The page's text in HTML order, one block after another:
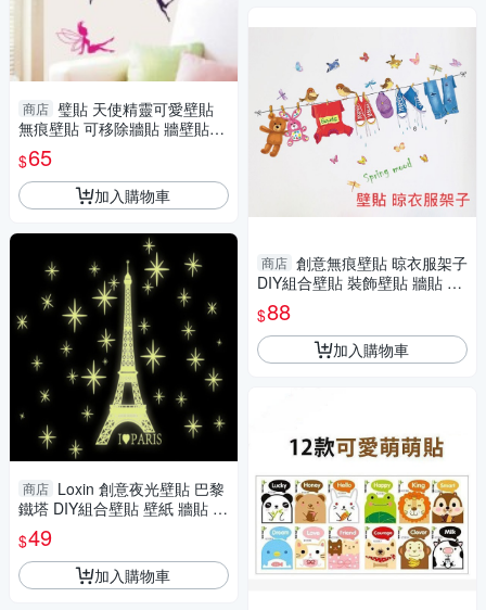
商店 璧貼 天使精靈可愛壁貼
無痕壁貼 可移除牆貼 牆壁貼紙
兒童房佈置 Loxin
$65
加入購物車
商店 Loxin 創意夜光壁貼 巴黎
鐵塔 DIY組合壁貼 壁紙 牆貼 背
景貼 夜光貼
$49
加入購物車
商店 創意無痕壁貼 晾衣服架子
DIY組合壁貼 裝飾壁貼 牆貼 背
景貼 壁貼紙
$88
加入購物車